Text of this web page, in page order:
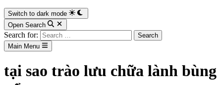
Switch to dark mode
Open Search
Search for:
Main Menu
tại sao trào lưu chữa lành bùng